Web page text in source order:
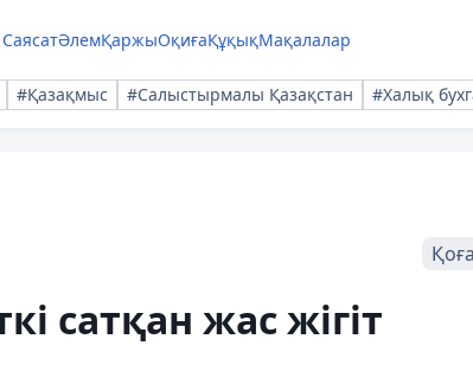
СаясатӘлемҚаржыОқиғаҚұқықМақалалар
#Қазақмыс #Салыстырмалы Қазақстан #Халық
сатқан жас жігіт